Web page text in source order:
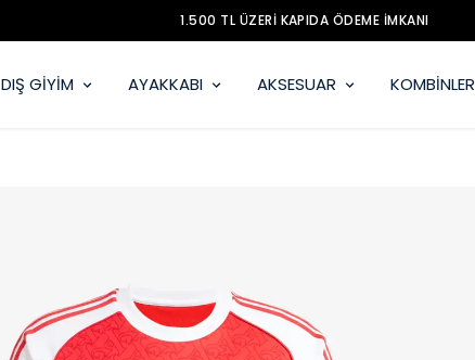
DIŞ GİYİM AYAKKABI AKSESUAR KOMBİNLER